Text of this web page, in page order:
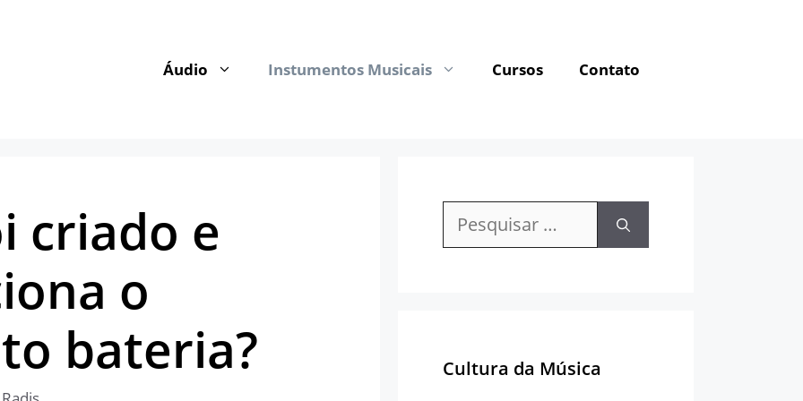
Áudio Instumentos Musicais Cursos Contato
criado e
o
bateria?
Pesquisar
Cultura da Música